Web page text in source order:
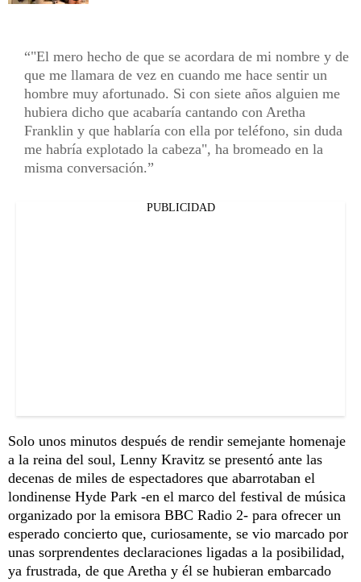
"El mero hecho de que se acordara de mi nombre y de
que me llamara de vez en cuando me hace sentir un
hombre muy afortunado. Si con siete años alguien me
hubiera dicho que acabaría cantando con Aretha
Franklin y que hablaría con ella por teléfono, sin duda
me habría explotado la cabeza", ha bromeado en la
misma conversación.
PUBLICIDAD
Solo unos minutos después de rendir semejante homenaje
a la reina del soul, Lenny Kravitz se presentó ante las
decenas de miles de espectadores que abarrotaban el
londinense Hyde Park -en el marco del festival de música
organizado por la emisora BBC Radio 2- para ofrecer un
esperado concierto que, curiosamente, se vio marcado por
unas sorprendentes declaraciones ligadas a la posibilidad,
ya frustrada, de que Aretha y él se hubieran embarcado